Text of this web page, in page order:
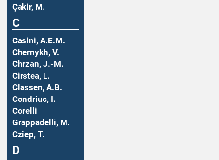
Çakir, M.
C
Casini, A.E.M.
Chernykh, V.
Chrzan, J.-M.
Cirstea, L.
Classen, A.B.
Condriuc, I.
Corelli
Grappadelli, M.
Cziep, T.
D